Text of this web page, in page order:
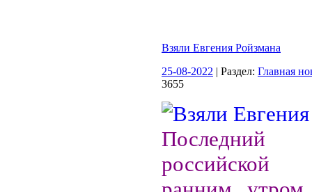
Взяли Евгения Ройзмана
25-08-2022 | Раздел: Главная
3655
российской